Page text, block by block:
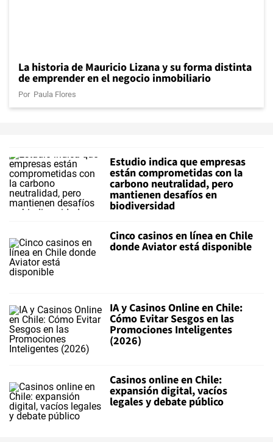
La historia de Mauricio Lizana y su forma distinta
de emprender en el negocio inmobiliario
Por Paula Flores
Estudio indica que empresas
están comprometidas con la
carbono neutralidad, pero
mantienen desafíos en
biodiversidad
Cinco casinos en línea en Chile
donde Aviator está disponible
IA y Casinos Online en Chile:
Cómo Evitar Sesgos en las
Promociones Inteligentes
(2026)
Casinos online en Chile:
expansión digital, vacíos
legales y debate público